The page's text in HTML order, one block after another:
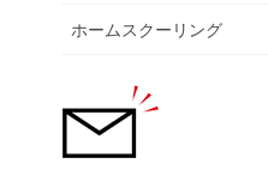
ホームスクーリング